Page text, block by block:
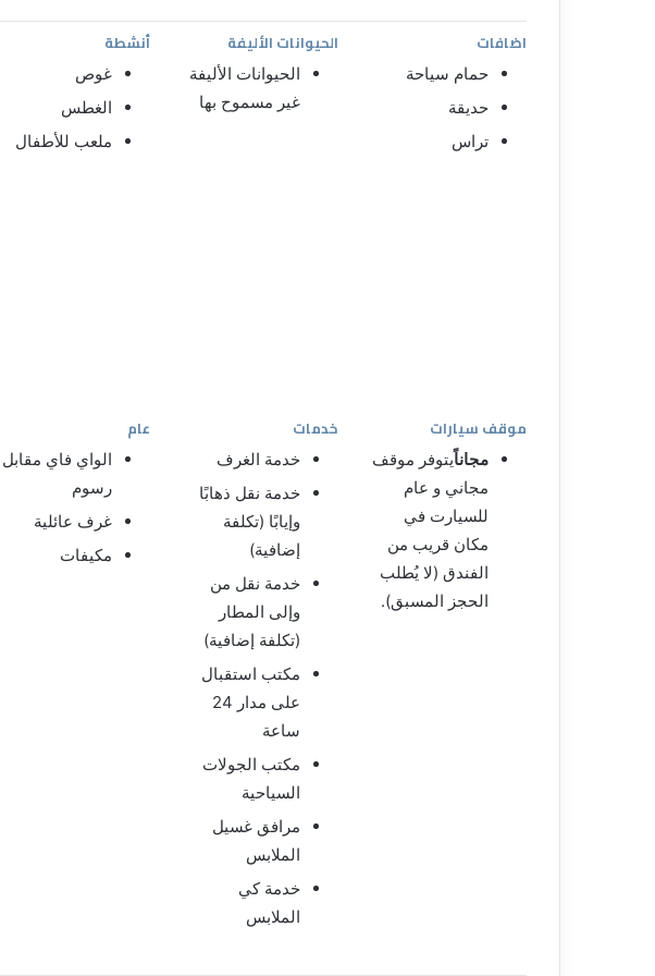
اضافات
حمام سياحة
حديقة
تراس
الحيوانات الأليفة
الحيوانات الأليفة
غير مسموح بها
أنشطة
غوص
الغطس
ملعب للأطفال
موقف سيارات
مجاناًيتوفر موقف
مجاني و عام
للسيارت في
مكان قريب من
الفندق (لا يُطلب
الحجز المسبق).
خدمات
خدمة الغرف
خدمة نقل ذهابًا
وإيابًا (تكلفة
إضافية)
خدمة نقل من
وإلى المطار
(تكلفة إضافية)
مكتب استقبال
على مدار 24
ساعة
مكتب الجولات
السياحية
مرافق غسيل
الملابس
خدمة كي
الملابس
عام
الواي فاي مقابل
رسوم
غرف عائلية
مكيفات